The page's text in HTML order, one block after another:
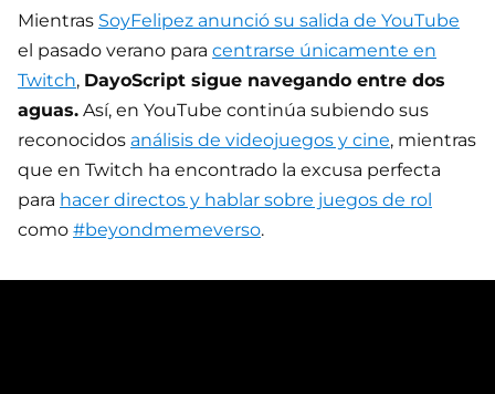
Mientras SoyFelipez anunció su salida de YouTube
el pasado verano para centrarse únicamente en
Twitch, DayoScript sigue navegando entre dos
aguas. Así, en YouTube continúa subiendo sus
reconocidos análisis de videojuegos y cine, mientras
que en Twitch ha encontrado la excusa perfecta
para hacer directos y hablar sobre juegos de rol
como #beyondmemeverso.